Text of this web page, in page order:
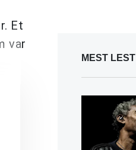
Et
var
MEST LEST